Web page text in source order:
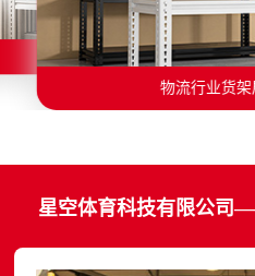
物流行业货架展示案例一
物流行业货架展示案例六
物流行业货
星空体育科技有限公司